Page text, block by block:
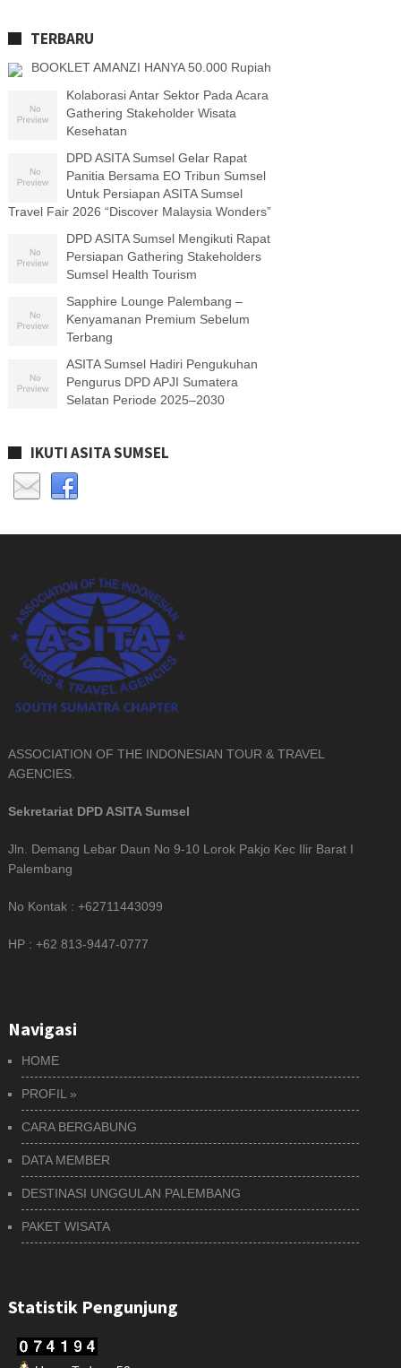
TERBARU
BOOKLET AMANZI HANYA 50.000 Rupiah
Kolaborasi Antar Sektor Pada Acara
Gathering Stakeholder Wisata
Kesehatan
DPD ASITA Sumsel Gelar Rapat
Panitia Bersama EO Tribun Sumsel
Untuk Persiapan ASITA Sumsel
Travel Fair 2026 “Discover Malaysia Wonders”
DPD ASITA Sumsel Mengikuti Rapat
Persiapan Gathering Stakeholders
Sumsel Health Tourism
Sapphire Lounge Palembang –
Kenyamanan Premium Sebelum
Terbang
ASITA Sumsel Hadiri Pengukuhan
Pengurus DPD APJI Sumatera
Selatan Periode 2025–2030
IKUTI ASITA SUMSEL
ASSOCIATION OF THE INDONESIAN TOUR & TRAVEL
AGENCIES.
Sekretariat DPD ASITA Sumsel
Jln. Demang Lebar Daun No 9-10 Lorok Pakjo Kec Ilir Barat I
Palembang
No Kontak : +62711443099
HP : +62 813-9447-0777
Navigasi
HOME
PROFIL »
CARA BERGABUNG
DATA MEMBER
DESTINASI UNGGULAN PALEMBANG
PAKET WISATA
Statistik Pengunjung